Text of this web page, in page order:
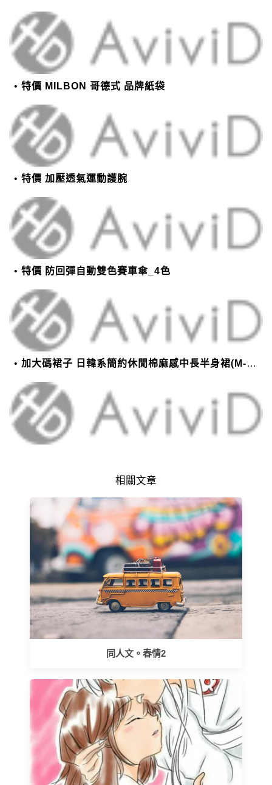
特價 MILBON 哥德式 品牌紙袋
特價 加壓透氣運動護腕
特價 防回彈自動雙色賽車傘_4色
加大碼裙子 日韓系簡約休閒棉麻感中長半身裙(M-2XL)【XMS54038】＊艾美時尚(現+預)
相關文章
同人文。春情2